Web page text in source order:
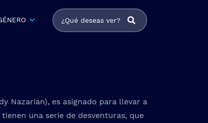
Nazarian), es asignado para llevar a
una serie de desventuras, que